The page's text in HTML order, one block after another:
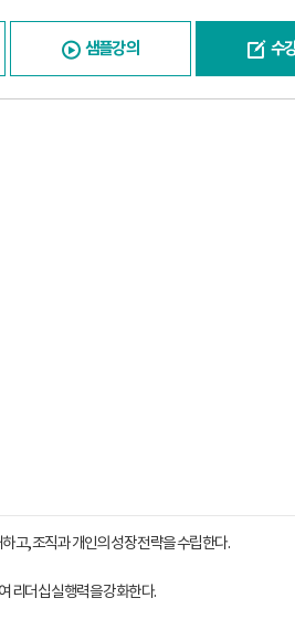
샘플강의 수
고, 조직과 개인의 성장 전략을 수립한다.
리더십 실행력을 강화한다.